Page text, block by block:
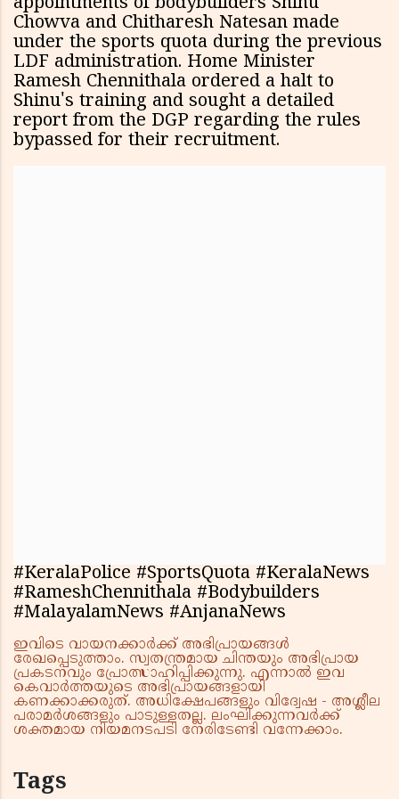
Chowva and Chitharesh Natesan made
under the sports quota during the previous
LDF administration. Home Minister
Ramesh Chennithala ordered a halt to
Shinu's training and sought a detailed
report from the DGP regarding the rules
bypassed for their recruitment.
#KeralaPolice #SportsQuota #KeralaNews
#RameshChennithala #Bodybuilders
#MalayalamNews #AnjanaNews
ഇവിടെ വായനക്കാർക്ക് അഭിപ്രായങ്ങൾ
രേഖപ്പെടുത്താം. സ്വതന്ത്രമായ ചിന്തയും അഭിപ്രായ
പ്രകടനവും പ്രോത്സാഹിപ്പിക്കുന്നു. എന്നാൽ ഇവ
കെവാർത്തയുടെ അഭിപ്രായങ്ങളായി
കണക്കാക്കരുത്. അധിക്ഷേപങ്ങളും വിദ്വേഷ - അശ്ലീല
പരാമർശങ്ങളും പാടുള്ളതല്ല. ലംഘിക്കുന്നവർക്ക്
ശക്തമായ നിയമനടപടി നേരിടേണ്ടി വന്നേക്കാം.
Tags